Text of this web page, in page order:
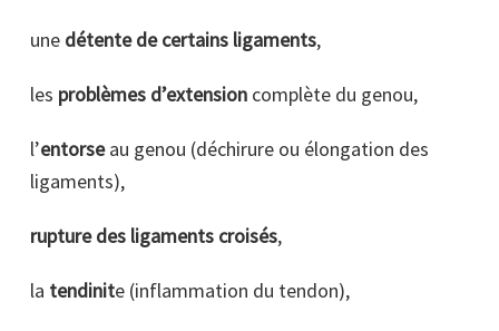
une détente de certains ligaments,
les problèmes d’extension complète du genou,
l’entorseau genou (déchirure ou élongation des
ligaments),
rupture des ligaments croisés,
la tendinite (inflammation du tendon),